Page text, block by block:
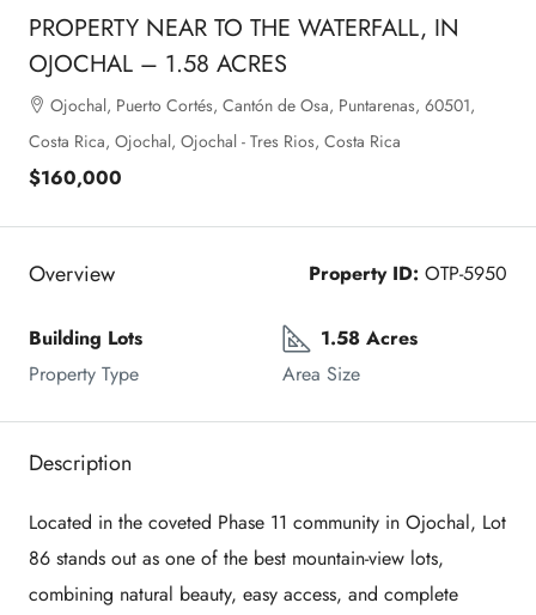
PROPERTY NEAR TO THE WATERFALL, IN
OJOCHAL – 1.58 ACRES
Ojochal, Puerto Cortés, Cantón de Osa, Puntarenas, 60501,
Costa Rica, Ojochal, Ojochal - Tres Rios, Costa Rica
$160,000
Overview Property ID: OTP-5950
Building Lots
Property Type
1.58 Acres
Area Size
Description
Located in the coveted Phase 11 community in Ojochal, Lot
86 stands out as one of the best mountain-view lots,
combining natural beauty, easy access, and complete